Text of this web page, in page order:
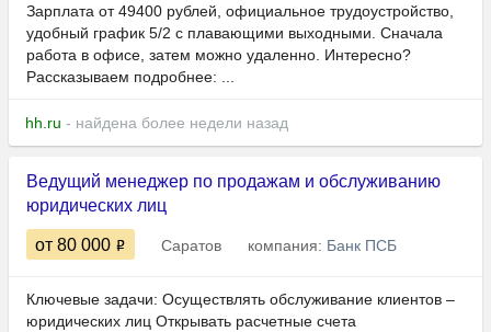
Зарплата от 49400 рублей, официальное трудоустройство,
удобный график 5/2 с плавающими выходными. Сначала
работа в офисе, затем можно удаленно. Интересно?
Рассказываем подробнее: ...
hh.ru - найдена более недели назад
Ведущий менеджер по продажам и обслуживанию
юридических лиц
от 80 000 Саратов компания: Банк ПСБ
Ключевые задачи: Осуществлять обслуживание клиентов –
юридических лиц Открывать расчетные счета